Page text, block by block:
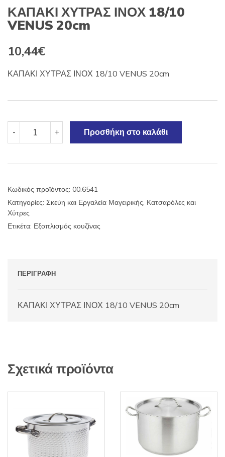
ΚΑΠΑΚΙ ΧΥΤΡΑΣ ΙΝΟΧ 18/10
VENUS 20cm
10,44€
ΚΑΠΑΚΙ ΧΥΤΡΑΣ ΙΝΟΧ 18/10 VENUS 20cm
-
ΚΑΠΑΚΙ
ΧΥΤΡΑΣ
ποσότητα
+ Προσθήκη στο καλάθι
Κωδικός προϊόντος: 00.6541
Κατηγορίες: Σκεύη και Εργαλεία Μαγειρικής, Κατσαρόλες και
Χύτρες
Ετικέτα: Εξοπλισμός κουζίνας
ΠΕΡΙΓΡΑΦΉ
ΚΑΠΑΚΙ ΧΥΤΡΑΣ ΙΝΟΧ 18/10 VENUS 20cm
Σχετικά προϊόντα